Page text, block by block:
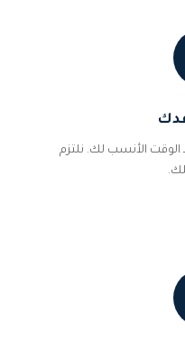
الوقت الأنسب لك. نلتزم